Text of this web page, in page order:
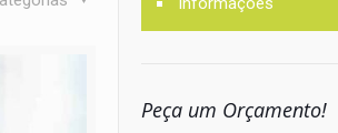
Peça um Orçamento!